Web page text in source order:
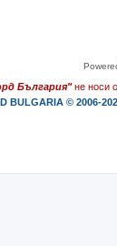
България" не носи
BULGARIA © 2006-